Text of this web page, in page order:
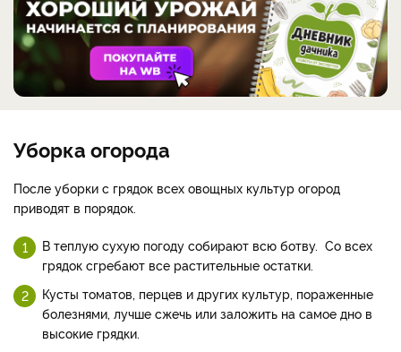
Уборка огорода
После уборки с грядок всех овощных культур огород
приводят в порядок.
В теплую сухую погоду собирают всю ботву. Со всех
грядок сгребают все растительные остатки.
Кусты томатов, перцев и других культур, пораженные
болезнями, лучше сжечь или заложить на самое дно в
высокие грядки.